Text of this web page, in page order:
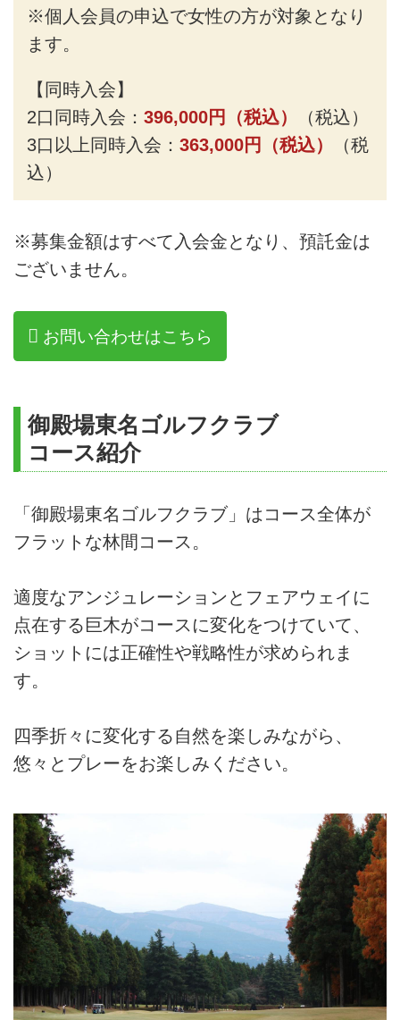
※個人会員の申込で女性の方が対象となり
ます。
【同時入会】
2口同時入会： 396,000円（税込）
（税込）
3口以上同時入会： 363,000円（税込）
（税
込）
※募集金額はすべて入会金となり、預託金は
ございません。
お問い合わせはこちら
御殿場東名ゴルフクラブ
コース紹介
「御殿場東名ゴルフクラブ」はコース全体が
フラットな林間コース。
適度なアンジュレーションとフェアウェイに
点在する巨木がコースに変化をつけていて、
ショットには正確性や戦略性が求められま
す。
四季折々に変化する自然を楽しみながら、
悠々とプレーをお楽しみください。